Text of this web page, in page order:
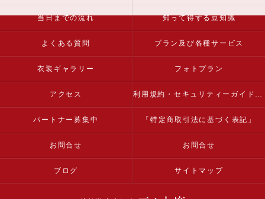
当日までの流れ 知って得する豆知識
よくある質問 プラン及び各種サービス
衣装ギャラリー フォトプラン
アクセス 利用規約・セキュリティーガイドライン
パートナー募集中 「特定商取引法に基づく表記」
お問合せ お問合せ
ブログ サイトマップ